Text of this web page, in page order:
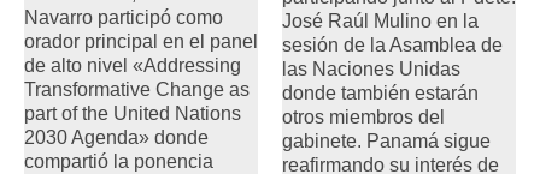
Navarro participó como
orador principal en el panel
de alto nivel «Addressing
Transformative Change as
part of the United Nations
2030 Agenda» donde
compartió la ponencia
José Raúl Mulino en la
sesión de la Asamblea de
las Naciones Unidas
donde también estarán
otros miembros del
gabinete. Panamá sigue
reafirmando su interés de